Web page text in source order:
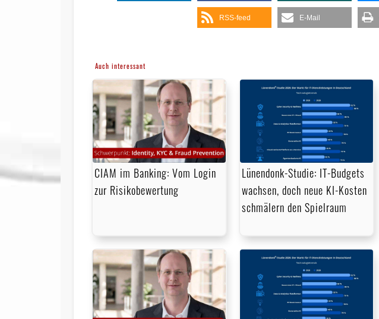
RSS-feed E-Mail
Auch interessant
CIAM im Banking: Vom Login
zur Risikobewertung
Lünendonk-Studie: IT-Budgets
wachsen, doch neue KI-Kosten
schmälern den Spielraum